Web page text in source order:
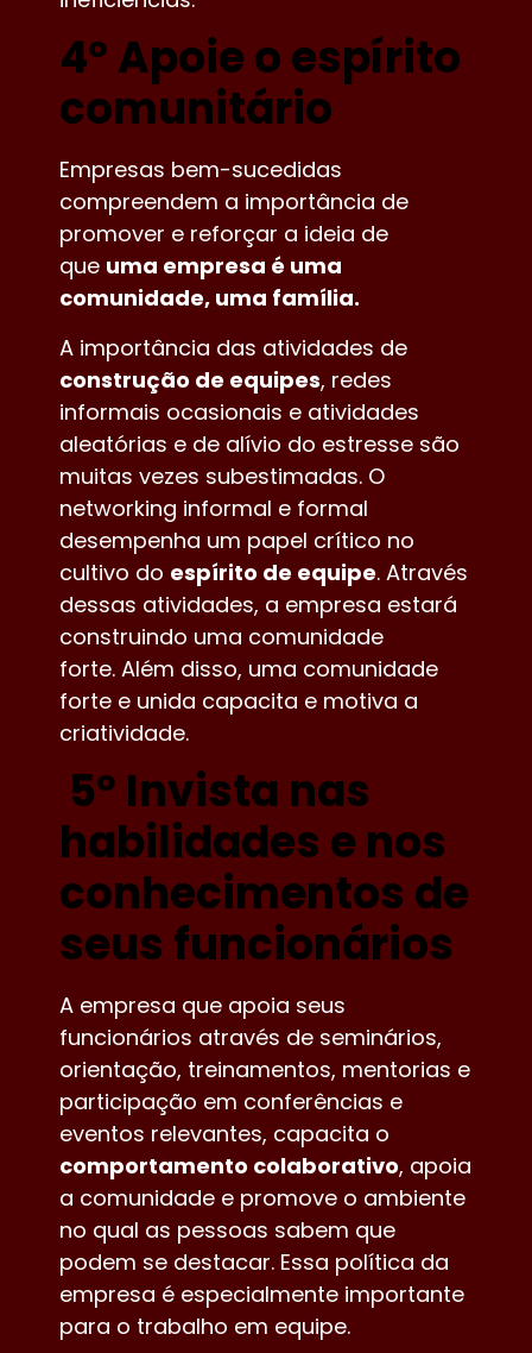
4º Apoie o espírito
comunitário
Empresas bem-sucedidas
compreendem a importância de
promover e reforçar a ideia de
que uma empresa é uma
comunidade, uma família.
A importância das atividades de
construção de equipes, redes
informais ocasionais e atividades
aleatórias e de alívio do estresse são
muitas vezes subestimadas. O
networking informal e formal
desempenha um papel crítico no
cultivo do espírito de equipe. Através
dessas atividades, a empresa estará
construindo uma comunidade
forte. Além disso, uma comunidade
forte e unida capacita e motiva a
criatividade.
5º Invista nas
habilidades e nos
conhecimentos de
seus funcionários
A empresa que apoia seus
funcionários através de seminários,
orientação, treinamentos, mentorias e
participação em conferências e
eventos relevantes, capacita o
comportamento colaborativo, apoia
a comunidade e promove o ambiente
no qual as pessoas sabem que
podem se destacar. Essa política da
empresa é especialmente importante
para o trabalho em equipe.